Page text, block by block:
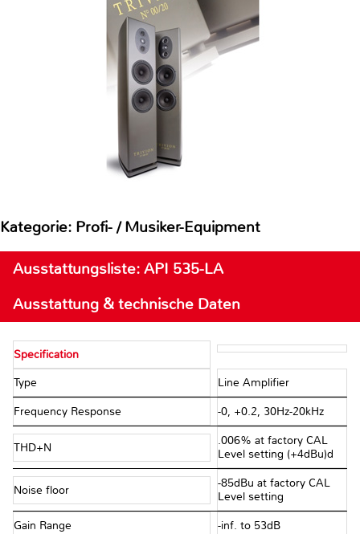
Kategorie: Profi- / Musiker-Equipment
Ausstattungsliste: API 535-LA
Ausstattung & technische Daten
Specification
Type Line Amplifier
Frequency Response -0, +0.2, 30Hz-20kHz
THD+N
.006% at factory CAL
Level setting (+4dBu)d
Noise floor
-85dBu at factory CAL
Level setting
Gain Range -inf. to 53dB